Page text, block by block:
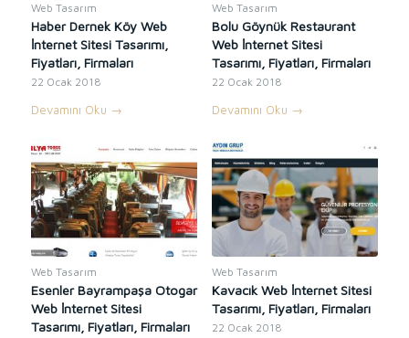
Web Tasarım
Haber Dernek Köy Web
İnternet Sitesi Tasarımı,
Fiyatları, Firmaları
22 Ocak 2018
Devamını Oku →
Web Tasarım
Bolu Göynük Restaurant
Web İnternet Sitesi
Tasarımı, Fiyatları, Firmaları
22 Ocak 2018
Devamını Oku →
Web Tasarım
Esenler Bayrampaşa Otogar
Web İnternet Sitesi
Tasarımı, Fiyatları, Firmaları
Web Tasarım
Kavacık Web İnternet Sitesi
Tasarımı, Fiyatları, Firmaları
22 Ocak 2018